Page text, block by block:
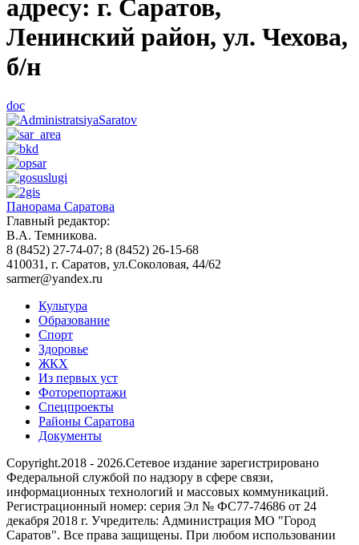
адресу: г. Саратов,
Ленинский район, ул. Чехова,
б/н
doc
Панорама Саратова
Главный редактор:
В.А. Темникова.
8 (8452) 27-74-07; 8 (8452) 26-15-68
410031, г. Саратов, ул.Соколовая, 44/62
sarmer@yandex.ru
Культура
Образование
Спорт
Здоровье
ЖКХ
Из пеpвых уст
Фоторепортажи
Спецпроекты
Районы Саратова
Документы
Copyright.2018 - 2026.Сетевое издание зарегистрировано
Федеральной службой по надзору в сфере связи,
информационных технологий и массовых коммуникаций.
Регистрационный номер: серия Эл № ФС77-74686 от 24
декабря 2018 г. Учредитель: Администрация МО "Город
Саратов". Все права защищены. При любом использовании